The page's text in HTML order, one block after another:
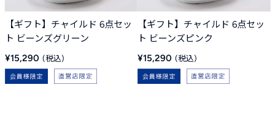
【ギフト】チャイルド 6点セッ
ト ビーンズグリーン
販
売
価
格
¥15,290
【ギフト】チャイルド 6点セッ
ト ビーンズピンク
販
売
価
格
¥15,290